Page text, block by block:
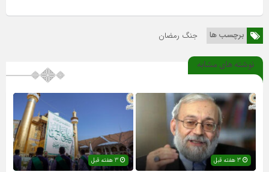
برچسب ها جنگ رمضان
نوشته های مشابه
3 هفته قبل